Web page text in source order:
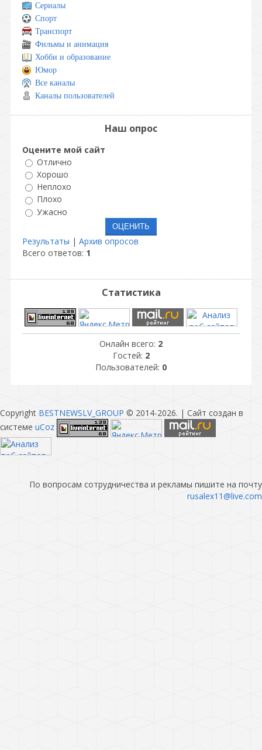
Сериалы
Спорт
Транспорт
Фильмы и анимация
Хобби и образование
Юмор
Все каналы
Каналы пользователей
Наш опрос
Оцените мой сайт
Отлично
Хорошо
Неплохо
Плохо
Ужасно
Результаты | Архив опросов
Всего ответов: 1
Статистика
Онлайн всего: 2
Гостей: 2
Пользователей: 0
Copyright BESTNEWSLV_GROUP © 2014-2026. | Сайт создан в
системе uCoz
По вопросам сотрудничества и рекламы пишите на почту
rusalex11@live.com